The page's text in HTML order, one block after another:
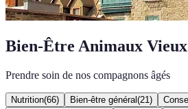
Bien-Être Animaux Vieux
Prendre soin de nos compagnons âgés
Nutrition(66) Bien-être général (21 )